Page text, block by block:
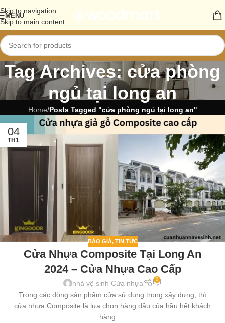
Skip to navigation
Skip to main content
MENU
Tag Archives: cửa phòng
ngủ tại long an
Home/Posts Tagged "cửa phòng ngủ tại long an"
04
TH1
BÁO GIÁ, TIN TỨC
Cửa Nhựa Composite Tại Long An
2024 – Cửa Nhựa Cao Cấp
nhà vệ sinh Cửa nhựa 0
Trong các dòng sản phẩm cửa sử dụng trong xây dựng, thì
cửa nhựa Composite là lựa chọn hàng đầu của hầu hết khách
hàng. ...